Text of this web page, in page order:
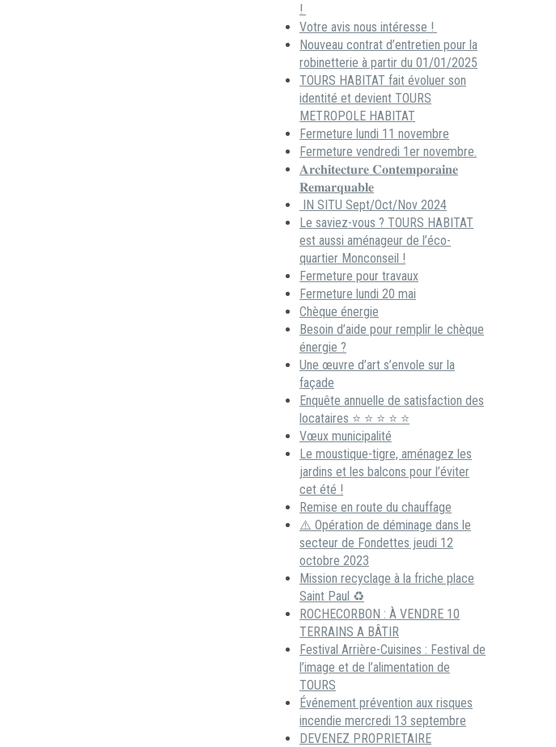
!
Votre avis nous intéresse !
Nouveau contrat d’entretien pour la
robinetterie à partir du 01/01/2025
TOURS HABITAT fait évoluer son
identité et devient TOURS
METROPOLE HABITAT
Fermeture lundi 11 novembre
Fermeture vendredi 1er novembre.
𝐀𝐫𝐜𝐡𝐢𝐭𝐞𝐜𝐭𝐮𝐫𝐞 𝐂𝐨𝐧𝐭𝐞𝐦𝐩𝐨𝐫𝐚𝐢𝐧𝐞
𝐑𝐞𝐦𝐚𝐫𝐪𝐮𝐚𝐛𝐥𝐞
IN SITU Sept/Oct/Nov 2024
Le saviez-vous ? TOURS HABITAT
est aussi aménageur de l’éco-
quartier Monconseil !
Fermeture pour travaux
Fermeture lundi 20 mai
Chèque énergie
Besoin d’aide pour remplir le chèque
énergie ?
Une œuvre d’art s’envole sur la
façade
Enquête annuelle de satisfaction des
locataires ⭐ ⭐ ⭐ ⭐ ⭐
Vœux municipalité
Le moustique-tigre, aménagez les
jardins et les balcons pour l’éviter
cet été !
Remise en route du chauffage
⚠️ Opération de déminage dans le
secteur de Fondettes jeudi 12
octobre 2023
Mission recyclage à la friche place
Saint Paul ♻️
ROCHECORBON : À VENDRE 10
TERRAINS A BÂTIR
Festival Arrière-Cuisines : Festival de
l’image et de l’alimentation de
TOURS
Événement prévention aux risques
incendie mercredi 13 septembre
DEVENEZ PROPRIETAIRE